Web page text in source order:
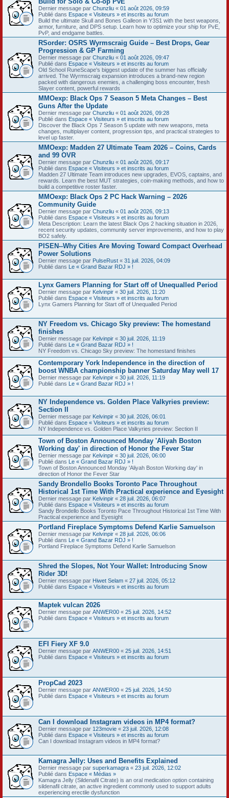
Dernier message par Chunzliu « 01 août 2026, 09:59
Publié dans Espace « Visiteurs » et inscrits au forum
Build the ultimate Skull and Bones Galleon in Y3S1 with the best weapons,
armor, furniture, and DPS setup. Learn how to optimize your ship for PvE,
PvP, and endgame battles.
RSorder: OSRS Wyrmscraig Guide – Best Drops, Gear
Progression & GP Farming
Dernier message par Chunzliu « 01 août 2026, 09:47
Publié dans Espace « Visiteurs » et inscrits au forum
Old School RuneScape's biggest update of the summer has officially
arrived. The Wyrmscraig expansion introduces a brand-new region
packed with dangerous enemies, a challenging boss encounter, fresh
Slayer content, powerful rewards
MMOexp: Black Ops 7 Season 5 Meta Changes – Best
Guns After the Update
Dernier message par Chunzliu « 01 août 2026, 09:28
Publié dans Espace « Visiteurs » et inscrits au forum
Discover the Black Ops 7 Season 5 update with new weapons, meta
changes, multiplayer content, progression tips, and practical strategies to
level up faster.
MMOexp: Madden 27 Ultimate Team 2026 – Coins, Cards
and 99 OVR
Dernier message par Chunzliu « 01 août 2026, 09:17
Publié dans Espace « Visiteurs » et inscrits au forum
Madden 27 Ultimate Team introduces new upgrades, EVOS, captains, and
rewards. Learn the best MUT strategies, coin-making methods, and how to
build a competitive roster faster.
MMOexp: Black Ops 2 PC Hack Warning – 2026
Community Guide
Dernier message par Chunzliu « 01 août 2026, 09:13
Publié dans Espace « Visiteurs » et inscrits au forum
Meta Description: Learn the latest Black Ops 2 hacking situation in 2026,
recent security updates, community server improvements, and how to play
BO2 safely.
PISEN--Why Cities Are Moving Toward Compact Overhead
Power Solutions
Dernier message par PulseRust « 31 juil. 2026, 04:09
Publié dans Le « Grand Bazar RDJ » !
Lynx Gamers Planning for Start off of Unequalled Period
Dernier message par Kelvinpir « 30 juil. 2026, 11:20
Publié dans Espace « Visiteurs » et inscrits au forum
Lynx Gamers Planning for Start off of Unequalled Period
NY Freedom vs. Chicago Sky preview: The homestand
finishes
Dernier message par Kelvinpir « 30 juil. 2026, 11:19
Publié dans Le « Grand Bazar RDJ » !
NY Freedom vs. Chicago Sky preview: The homestand finishes
Contemporary York Independence in the direction of
boost WNBA championship banner Saturday May well 17
Dernier message par Kelvinpir « 30 juil. 2026, 11:19
Publié dans Le « Grand Bazar RDJ » !
NY Independence vs. Golden Place Valkyries preview:
Section II
Dernier message par Kelvinpir « 30 juil. 2026, 06:01
Publié dans Espace « Visiteurs » et inscrits au forum
NY Independence vs. Golden Place Valkyries preview: Section II
Town of Boston Announced Monday 'Aliyah Boston
Working day' in direction of Honor the Fever Star
Dernier message par Kelvinpir « 30 juil. 2026, 06:00
Publié dans Le « Grand Bazar RDJ » !
Town of Boston Announced Monday 'Aliyah Boston Working day' in
direction of Honor the Fever Star
Sandy Brondello Books Toronto Pace Throughout
Historical 1st Time With Practical experience and Eyesight
Dernier message par Kelvinpir « 28 juil. 2026, 06:07
Publié dans Espace « Visiteurs » et inscrits au forum
Sandy Brondello Books Toronto Pace Throughout Historical 1st Time With
Practical experience and Eyesight
Portland Fireplace Symptoms Defend Karlie Samuelson
Dernier message par Kelvinpir « 28 juil. 2026, 06:06
Publié dans Le « Grand Bazar RDJ » !
Portland Fireplace Symptoms Defend Karlie Samuelson
Shred the Slopes, Not Your Wallet: Introducing Snow
Rider 3D!
Dernier message par Hiwet Selam « 27 juil. 2026, 05:12
Publié dans Espace « Visiteurs » et inscrits au forum
Maptek vulcan 2026
Dernier message par ANWER00 « 25 juil. 2026, 14:52
Publié dans Espace « Visiteurs » et inscrits au forum
EFI Fiery XF 9.0
Dernier message par ANWER00 « 25 juil. 2026, 14:51
Publié dans Espace « Visiteurs » et inscrits au forum
PropCad 2023
Dernier message par ANWER00 « 25 juil. 2026, 14:50
Publié dans Espace « Visiteurs » et inscrits au forum
Can I download Instagram videos in MP4 format?
Dernier message par 123movie « 23 juil. 2026, 12:08
Publié dans Espace « Visiteurs » et inscrits au forum
Can I download Instagram videos in MP4 format?
Kamagra Jelly: Uses and Benefits Explained
Dernier message par superkamagra « 23 juil. 2026, 12:02
Publié dans Espace « Médias »
Kamagra Jelly (Sildenafil Citrate) is an oral medication option containing
sildenafil citrate, an active ingredient commonly used to support adults
experiencing erectile dysfunction